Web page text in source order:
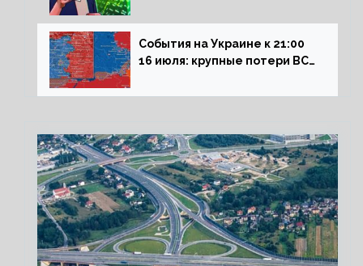
на рынок РФ
События на Украине к 21:00
16 июля: крупные потери ВСУ
обстреливает Донбасс из